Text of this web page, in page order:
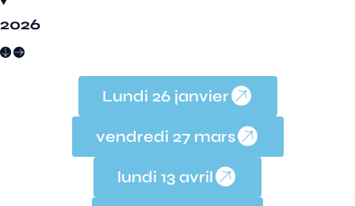
2026
Lundi 26 janvier
vendredi 27 mars
lundi 13 avril